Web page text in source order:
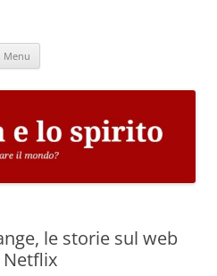
Menu
le storie sul web
Netflix